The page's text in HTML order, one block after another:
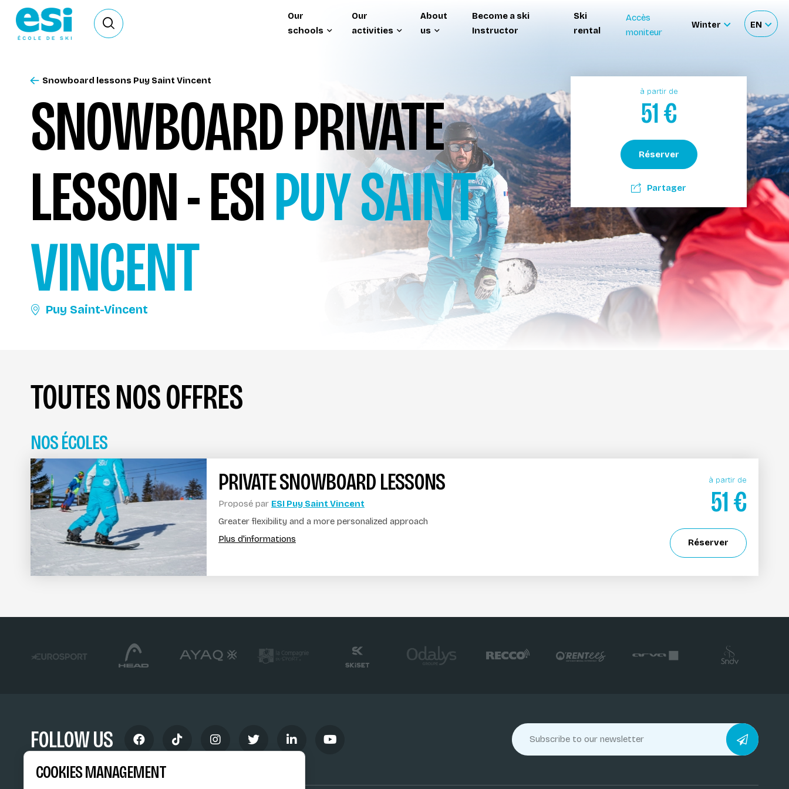
Ouvrir le formulaire de recherche
Our
schools
Our
activities
About
us
Become a ski
Instructor
Ski
rental
Accès
moniteur
Winter
Sélectionnez
EN
SNOWBOARD PRIVATE
LESSON - ESIPUY SAINT
VINCENT
Puy Saint-Vincent
Snowboard lessons Puy Saint Vincent
à partir de
51€
Réserver
Partager
TOUTES NOS OFFRES
NOS ÉCOLES
PRIVATE SNOWBOARD LESSONS
Proposé par ESI Puy Saint Vincent
à partir de
51€
Réserver
Greater flexibility and a more personalized approach
Plus d'informations
FOLLOW US
COOKIES MANAGEMENT